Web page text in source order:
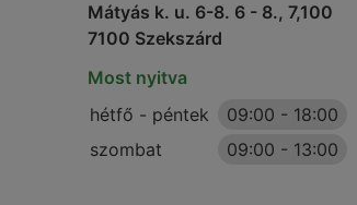
Mátyás k. u. 6-8. 6 - 8., 7,100
7100 Szekszárd
Most nyitva
hétfő - péntek
09:00 - 18:00
szombat
09:00 - 13:00